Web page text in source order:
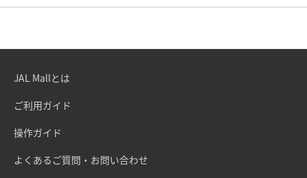
JAL Mallとは
ご利用ガイド
操作ガイド
よくあるご質問・お問い合わせ